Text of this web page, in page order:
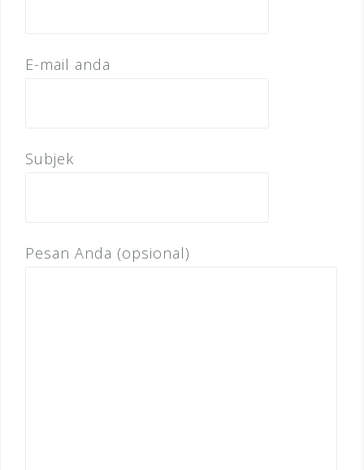
E-mail anda
Subjek
Pesan Anda (opsional)